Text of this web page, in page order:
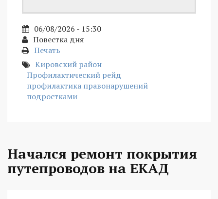
06/08/2026 - 15:30
Повестка дня
Печать
Кировский район
Профилактический рейд
профилактика правонарушений
подростками
Начался ремонт покрытия
путепроводов на ЕКАД